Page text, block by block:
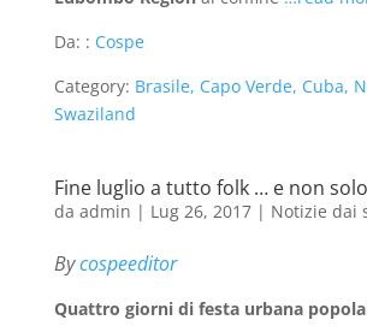
Da: : Cospe
Category: Brasile, Capo Verde, Cuba,
Swaziland
Fine luglio a tutto folk … e non
da admin | Lug 26, 2017| Notizie dai
Bycospeeditor
Quattro giorni di festa urbana